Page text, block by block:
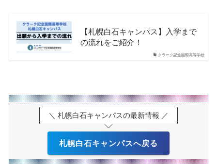
クラーク記念国際高等学校
【札幌白石キャンパス】入学まで
の流れをご紹介！
＼ 札幌白石キャンパスの最新情報 ／
札幌白石キャンパスへ戻る